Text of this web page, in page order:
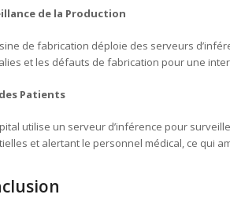
de la Production
de fabrication déploie des serveurs
et les défauts de fabrication pour une
Patients
utilise un serveur d’inférence pour
et alertant le personnel médical, ce qui